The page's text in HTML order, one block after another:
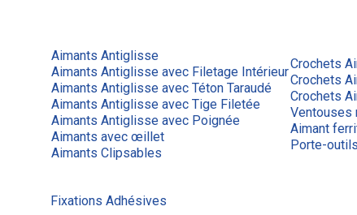
Aimants Antiglisse
Aimants Antiglisse avec Filetage Intérieur
Aimants Antiglisse avec Téton Taraudé
Aimants Antiglisse avec Tige Filetée
Aimants Antiglisse avec Poignée
Aimants avec œillet
Aimants Clipsables
Crochets
Crochets
Crochets
Ventouses
Aimant
Porte-
Fixations Adhésives